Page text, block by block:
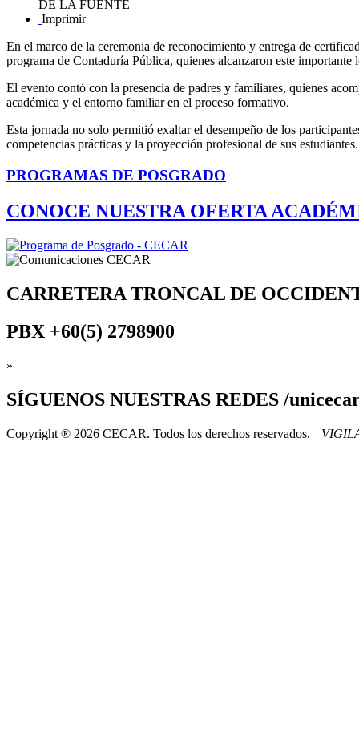
DE LA FUENTE
Imprimir
En el marco de la ceremonia de reconocimiento y entrega de
programa de Contaduría Pública, quienes alcanzaron este
El evento contó con la presencia de padres y familiares, quienes
académica y el entorno familiar en el proceso formativo.
Esta jornada no solo permitió exaltar el desempeño de los
competencias prácticas y la proyección profesional de sus estudiantes.
PROGRAMAS DE POSGRADO
CONOCE NUESTRA OFERTA
CARRETERA TRONCAL DE
PBX +60(5) 2798900
»
SÍGUENOS NUESTRAS REDES /
Copyright ® 2026 CECAR. Todos los derechos reservados.